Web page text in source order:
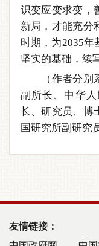
识变应变求变，
新局，才能充分
时期，为2035年
坚实的基础，续
（作者分别系
副所长、中华
长、研究员、博
国研究所副研究
友情链接：